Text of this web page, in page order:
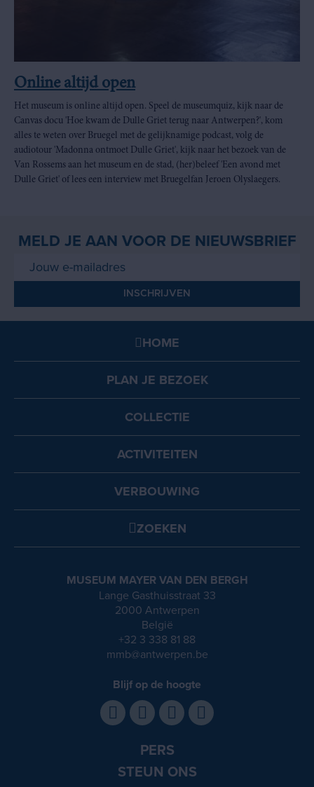
Online altijd open
Het museum is online altijd open. Speel de museumquiz, kijk naar de
Canvas docu 'Hoe kwam de Dulle Griet terug naar Antwerpen?', kom
alles te weten over Bruegel met de gelijknamige podcast, volg de
audiotour 'Madonna ontmoet Dulle Griet', kijk naar het bezoek van de
Van Rossems aan het museum en de stad, (her)beleef 'Een avond met
Dulle Griet' of lees een interview met Bruegelfan Jeroen Olyslaegers.
MELD JE AAN VOOR DE NIEUWSBRIEF
HOME
PLAN JE BEZOEK
COLLECTIE
ACTIVITEITEN
VERBOUWING
ZOEKEN
MUSEUM MAYER VAN DEN BERGH
Lange Gasthuisstraat 33
2000 Antwerpen
België
+32 3 338 81 88
mmb@antwerpen.be
Blijf op de hoogte
PERS
STEUN ONS